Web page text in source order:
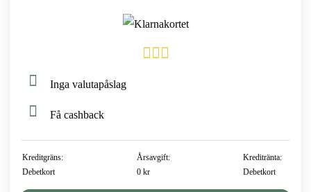
Inga valutapåslag
Få cashback
Kreditgräns:
Debetkort
Årsavgift:
0 kr
Kreditränta:
Debetkort